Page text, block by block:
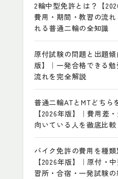
2輪中型免許とは？【
費用・期間・教習の流
れる普通二輪の全知識
原付試験の問題と出題傾
版】｜一発合格できる
流れを完全解説
普通二輪ATとMTどちら
【2026年版】｜費用差
向いている人を徹底比較
バイク免許の費用を種
【2026年版】｜原付・
習所・合宿・一発試験